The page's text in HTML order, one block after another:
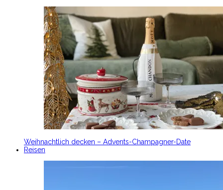
Weihnachtlich decken – Advents-Champagner-Date
Reisen